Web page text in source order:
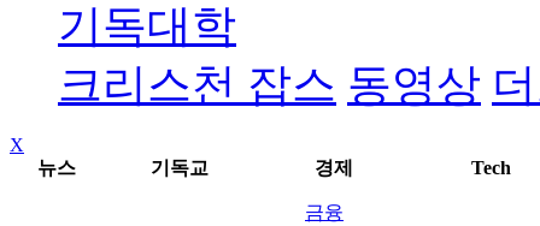
기독대학
크리스천 잡스 동영상
X
뉴스
기독교 경제 Tech
금융